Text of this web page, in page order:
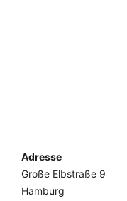
Adresse
Große Elbstraße 9
Hamburg